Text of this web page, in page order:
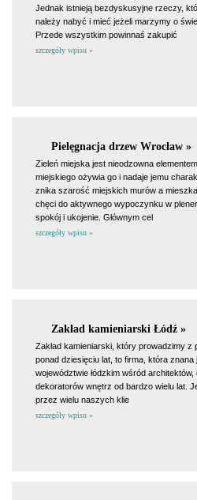
Jednak istnieją bezdyskusyjne rzeczy,
należy nabyć i mieć jeżeli marzymy o
Przede wszystkim powinnaś zakupić
szczegóły wpisu »
Pielęgnacja drzew Wrocław »
Zieleń miejska jest nieodzowna
miejskiego ożywia go i nadaje jemu
znika szarość miejskich murów a
chęci do aktywnego wypoczynku w
spokój i ukojenie. Głównym cel
szczegóły wpisu »
Zakład kamieniarski Łódź »
Zakład kamieniarski, który prowadzimy z
ponad dziesięciu lat, to firma, która znana
województwie łódzkim wśród architektów,
dekoratorów wnętrz od bardzo wielu lat.
przez wielu naszych klie
szczegóły wpisu »